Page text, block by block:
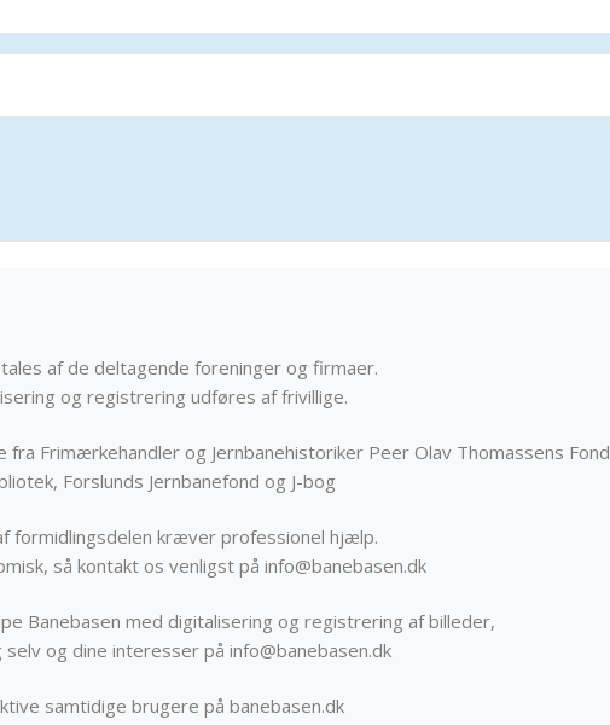
af de deltagende foreninger og firmaer.
og registrering udføres af frivillige.
Frimærkehandler og Jernbanehistoriker Peer Olav Thomassens Fond
Forslunds Jernbanefond og J-bog
formidlingsdelen kræver professionel hjælp.
så kontakt os venligst på info@banebasen.dk
Banebasen med digitalisering og registrering af billeder,
og dine interesser på info@banebasen.dk
samtidige brugere på banebasen.dk